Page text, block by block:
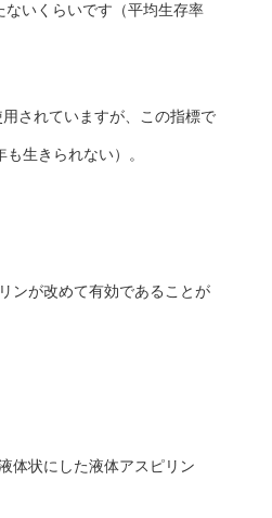
ないくらいです（平均生存率
されていますが、この指標で
も生きられない）。
ンが改めて有効であることが
体状にした液体アスピリン